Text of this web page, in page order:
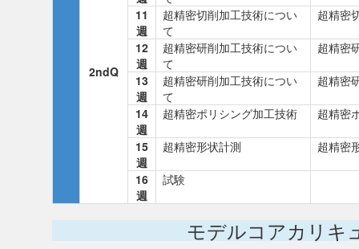
2ndQ
11
週
超精密切削加工技術につい
て
超精密
12
週
超精密研削加工技術につい
て
超精密
13
週
超精密研削加工技術につい
て
超精密
14
週
超精密ポリシング加工技術 超精密
15
週
超精密形状計測 超精密
16
週
試験
モデルコアカリキ